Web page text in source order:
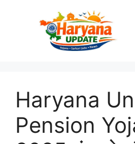
Haryana
Pension